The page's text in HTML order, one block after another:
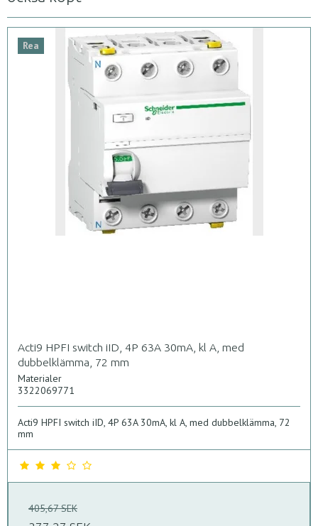
Rea
Acti9 HPFI switch iID, 4P 63A 30mA, kl A, med
dubbelklämma, 72 mm
Materialer
3322069771
Acti9 HPFI switch iID, 4P 63A 30mA, kl A, med dubbelklämma, 72
mm
405,67 SEK